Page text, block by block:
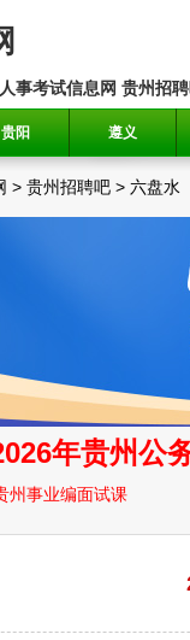
事考试信息网 贵州招
贵阳 遵义
> 贵州招聘吧 > 六盘水